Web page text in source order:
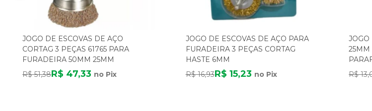
JOGO DE ESCOVAS DE AÇO
CORTAG 3 PEÇAS 61765 PARA
FURADEIRA 50MM 25MM
R$ 51,38R$ 47,33 no Pix
JOGO DE ESCOVAS DE AÇO PARA
FURADEIRA 3 PEÇAS CORTAG
HASTE 6MM
R$ 16,93R$ 15,23 no Pix
JOGO
25MM
R$